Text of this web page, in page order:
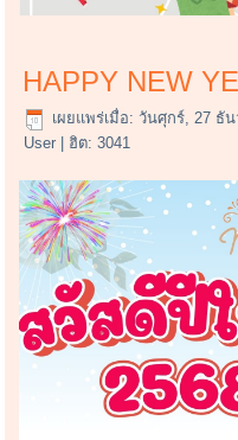
HAPPY NEW
เผยแพร่เมื่อ: วันศุกร์, 27 ธั
User | ฮิต: 3041